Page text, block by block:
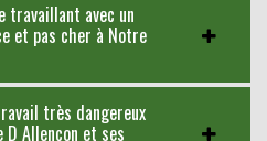
travaillant avec un
et pas cher à Notre
très dangereux
Allencon et ses